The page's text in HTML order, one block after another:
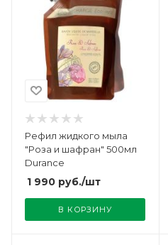
Рефил жидкого мыла
"Роза и шафран" 500мл
Durance
1 990 руб./шт
В КОРЗИНУ